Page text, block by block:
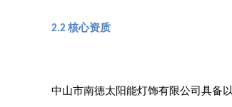
2.2 核心资质
中山市南德太阳能灯饰有限公司具备